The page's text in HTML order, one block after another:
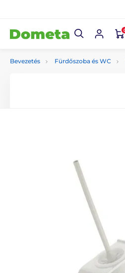
Bevezetés Fürdőszoba és WC